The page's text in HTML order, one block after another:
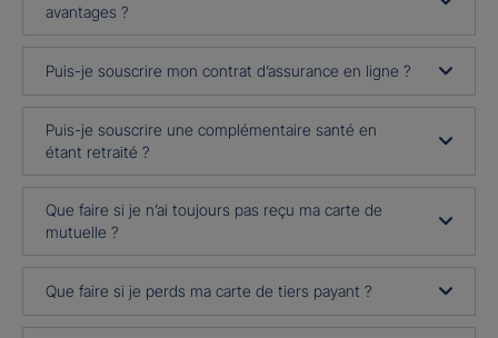
avantages ?
Puis-je souscrire mon contrat d’assurance en ligne ?
Puis-je souscrire une complémentaire santé en
étant retraité ?
Que faire si je n’ai toujours pas reçu ma carte de
mutuelle ?
Que faire si je perds ma carte de tiers payant ?